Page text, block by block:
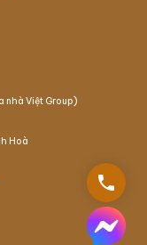
nhà Việt Group)
Hoà
phone